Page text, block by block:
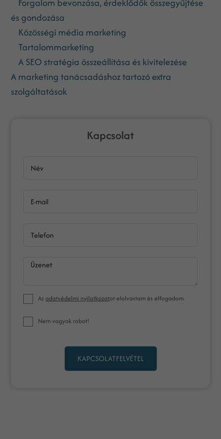
Forgalom bevonzása, érdeklődők összegyűjtése
és gondozása
Közösségi média marketing
Tartalommarketing
A SEO stratégia összeállítása és kivitelezése
A marketing tanácsadáshoz tartozó extra
szolgáltatások
Kapcsolat
Név
E-mail
Telefon
Üzenet
Azadatvédelmi nyilatkozatot elolvastam és elfogadom.
Nem vagyok robot!
KAPCSOLATFELVÉTEL